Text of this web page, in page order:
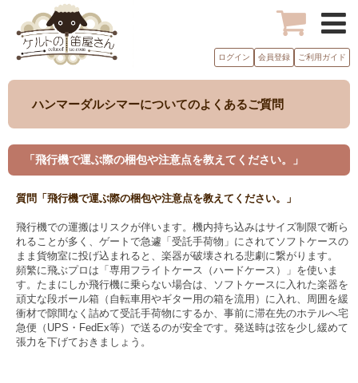
ログイン 会員登録 ご利用ガイド
ハンマーダルシマーについてのよくあるご質問
「飛行機で運ぶ際の梱包や注意点を教えてください。」
質問「飛行機で運ぶ際の梱包や注意点を教えてください。」
飛行機での運搬はリスクが伴います。機内持ち込みはサイズ制限で断ら
れることが多く、ゲートで急遽「受託手荷物」にされてソフトケースの
まま貨物室に投げ込まれると、楽器が破壊される悲劇に繋がります。
頻繁に飛ぶプロは「専用フライトケース（ハードケース）」を使いま
す。たまにしか飛行機に乗らない場合は、ソフトケースに入れた楽器を
頑丈な段ボール箱（自転車用やギター用の箱を流用）に入れ、周囲を緩
衝材で隙間なく詰めて受託手荷物にするか、事前に滞在先のホテルへ宅
急便（UPS・FedEx等）で送るのが安全です。発送時は弦を少し緩めて
張力を下げておきましょう。